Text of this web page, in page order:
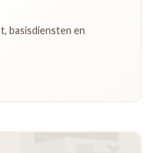
basisdiensten en